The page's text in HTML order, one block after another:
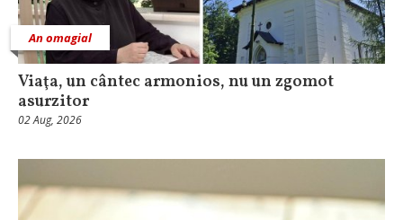
An omagial
Viaţa, un cântec armonios, nu un zgomot
asurzitor
02 Aug, 2026